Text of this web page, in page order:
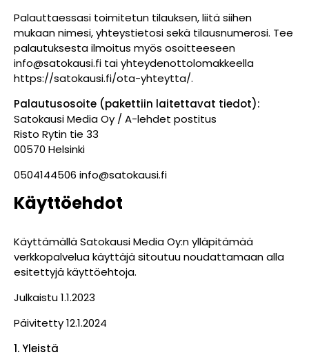
Palauttaessasi toimitetun tilauksen, liitä siihen
mukaan nimesi, yhteystietosi sekä tilausnumerosi. Tee
palautuksesta ilmoitus myös osoitteeseen
info@satokausi.fi tai yhteydenottolomakkeella
https://satokausi.fi/ota-yhteytta/.
Palautusosoite (pakettiin laitettavat tiedot):
Satokausi Media Oy / A-lehdet postitus
Risto Rytin tie 33
00570 Helsinki
0504144506 info@satokausi.fi
Käyttöehdot
Käyttämällä Satokausi Media Oy:n ylläpitämää
verkkopalvelua käyttäjä sitoutuu noudattamaan alla
esitettyjä käyttöehtoja.
Julkaistu 1.1.2023
Päi­vi­tetty 12.1.2024
1. Yleistä